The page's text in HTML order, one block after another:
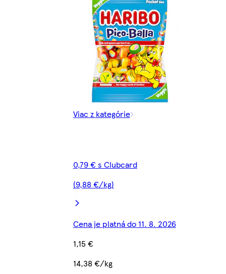
Viac z kategórie
0,79 € s Clubcard
(9,88 €/kg)
Cena je platná do 11. 8. 2026
1,15 €
14,38 €/kg